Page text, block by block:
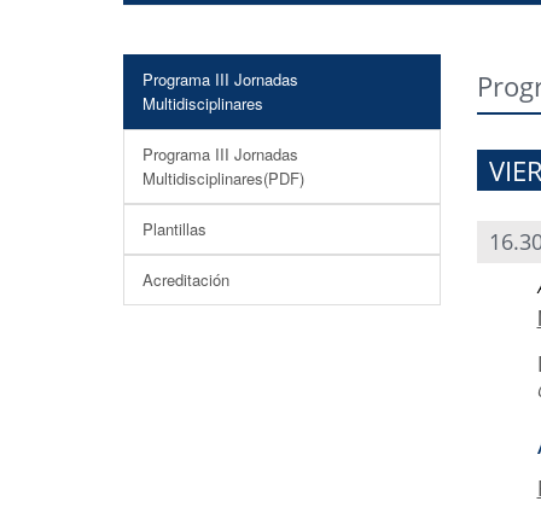
Programa III Jornadas
Multidisciplinares
Programa III Jornadas
Multidisciplinares(PDF)
Plantillas
Acreditación